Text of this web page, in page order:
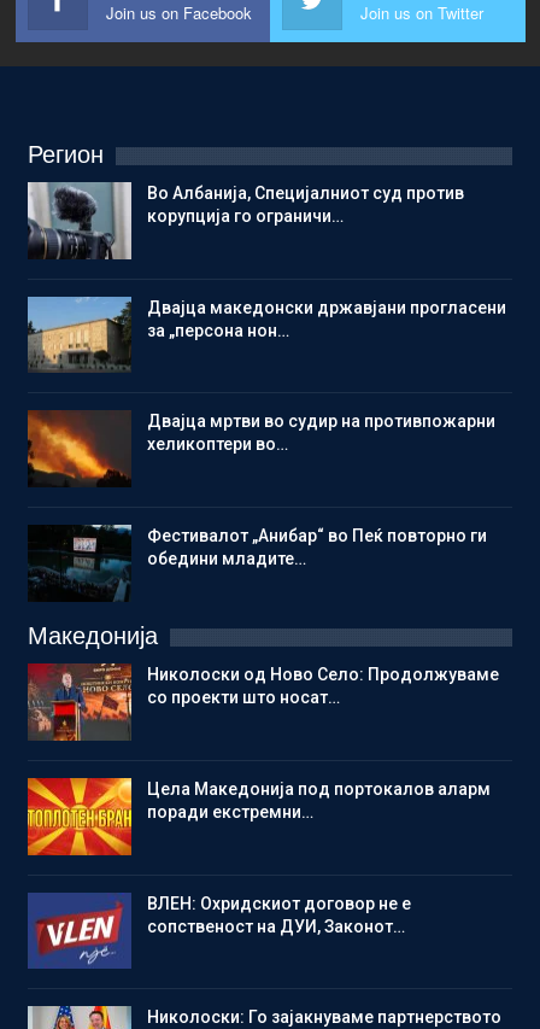
Join us on Facebook Join us on Twitter
Регион
Во Албанија, Специјалниот суд против
корупција го ограничи…
Двајца македонски државјани прогласени
за „персона нон…
Двајца мртви во судир на противпожарни
хеликоптери во…
Фестивалот „Анибар“ во Пеќ повторно ги
обедини младите…
Македонија
Николоски од Ново Село: Продолжуваме
со проекти што носат…
Цела Македонија под портокалов аларм
поради екстремни…
ВЛЕН: Охридскиот договор не е
сопственост на ДУИ, Законот…
Николоски: Го зајакнуваме партнерството